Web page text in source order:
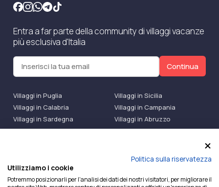
Entra a far parte della community di villaggi vacanze
più esclusiva d'Italia
Continua
Villaggi in Puglia
Villaggi in Sicilia
Villaggi in Calabria
Villaggi in Campania
Villaggi in Sardegna
Villaggi in Abruzzo
Villaggi Bluserena
Villaggi TH Resort
Ilmiovillaggio è un marchio di Ekiwi S.r.l.
Politica sulla riservatezza
Utilizziamo i cookie
Potremmo posizionarli per l'analisi dei dati dei nostri visitatori, per migliorare il